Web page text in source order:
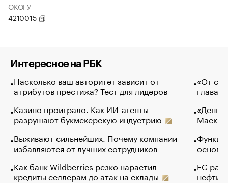
ОКОГУ
4210015
Интересное на РБК
Насколько ваш авторитет зависит от
атрибутов престижа? Тест для лидеров
Казино проиграло. Как ИИ-агенты
разрушают букмекерскую индустрию
Выживают сильнейших. Почему компании
избавляются от лучших сотрудников
Как банк Wildberries резко нарастил
кредиты селлерам до атак на склады
«От
глава
Маск в
основ
ЕС
нефти